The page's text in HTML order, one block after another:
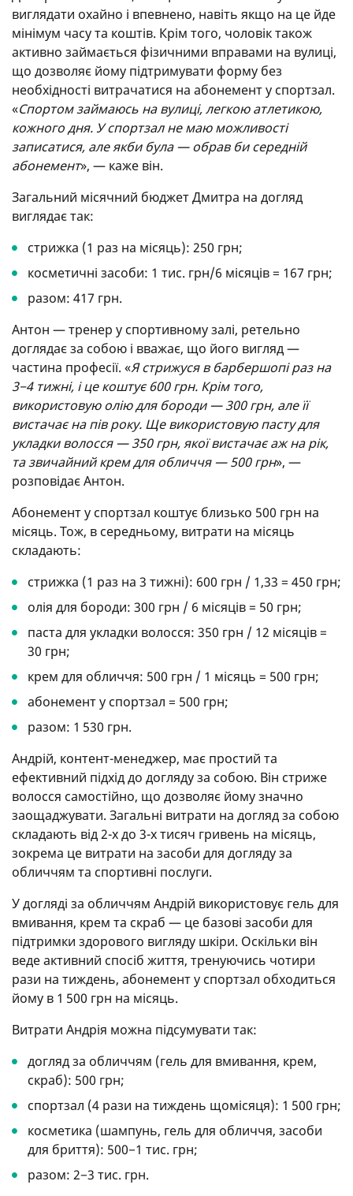
виглядати охайно і впевнено, навіть якщо на це йде
мінімум часу та коштів. Крім того, чоловік також
активно займається фізичними вправами на вулиці,
що дозволяє йому підтримувати форму без
необхідності витрачатися на абонемент у спортзал.
«Спортом займаюсь на вулиці, легкою атлетикою,
кожного дня. У спортзал не маю можливості
записатися, але якби була — обрав би середній
абонемент», — каже він.
Загальний місячний бюджет Дмитра на догляд
виглядає так:
стрижка (1 раз на місяць): 250 грн;
косметичні засоби: 1 тис. грн/6 місяців = 167 грн;
разом: 417 грн.
Антон — тренер у спортивному залі, ретельно
доглядає за собою і вважає, що його вигляд —
частина професії. «Я стрижуся в барбершопі раз на
3−4 тижні, і це коштує 600 грн. Крім того,
використовую олію для бороди — 300 грн, але її
вистачає на пів року. Ще використовую пасту для
укладки волосся — 350 грн, якої вистачає аж на рік,
та звичайний крем для обличчя — 500 грн», —
розповідає Антон.
Абонемент у спортзал коштує близько 500 грн на
місяць. Тож, в середньому, витрати на місяць
складають:
стрижка (1 раз на 3 тижні): 600 грн / 1,33 = 450 грн;
олія для бороди: 300 грн / 6 місяців = 50 грн;
паста для укладки волосся: 350 грн / 12 місяців =
30 грн;
крем для обличчя: 500 грн / 1 місяць = 500 грн;
абонемент у спортзал = 500 грн;
разом: 1 530 грн.
Андрій, контент-менеджер, має простий та
ефективний підхід до догляду за собою. Він стриже
волосся самостійно, що дозволяє йому значно
заощаджувати. Загальні витрати на догляд за собою
складають від 2-х до 3-х тисяч гривень на місяць,
зокрема це витрати на засоби для догляду за
обличчям та спортивні послуги.
У догляді за обличчям Андрій використовує гель для
вмивання, крем та скраб — це базові засоби для
підтримки здорового вигляду шкіри. Оскільки він
веде активний спосіб життя, тренуючись чотири
рази на тиждень, абонемент у спортзал обходиться
йому в 1 500 грн на місяць.
Витрати Андрія можна підсумувати так:
догляд за обличчям (гель для вмивання, крем,
скраб): 500 грн;
спортзал (4 рази на тиждень щомісяця): 1 500 грн;
косметика (шампунь, гель для обличчя, засоби
для бриття): 500−1 тис. грн;
разом: 2−3 тис. грн.